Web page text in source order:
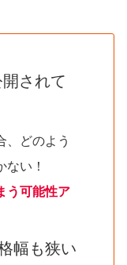
されて
、どのよう
ない！
う可能性ア
幅も狭い